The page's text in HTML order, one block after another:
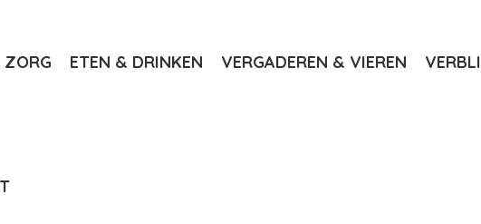
ZORG ETEN & DRINKEN VERGADEREN & VIEREN